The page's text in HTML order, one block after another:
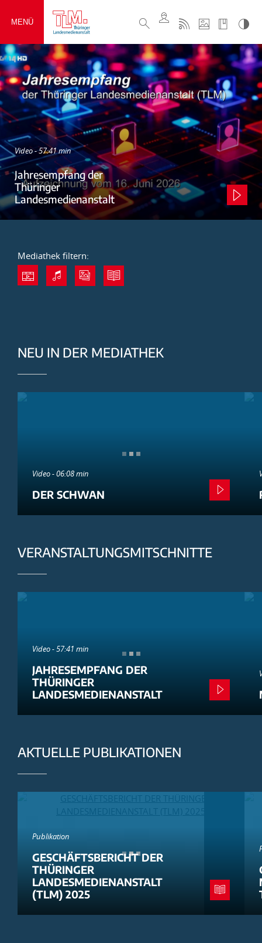
MENÜ
Video - 57:41 min
Jahresempfang der
Thüringer
Landesmedienanstalt
Mediathek filtern:
NEU IN DER MEDIATHEK
Video - 06:08 min
DER SCHWAN
VERANSTALTUNGSMITSCHNITTE
Video - 57:41 min
JAHRESEMPFANG DER
THÜRINGER
LANDESMEDIENANSTALT
AKTUELLE PUBLIKATIONEN
Publikation
GESCHÄFTSBERICHT DER
THÜRINGER
LANDESMEDIENANSTALT
(TLM) 2025